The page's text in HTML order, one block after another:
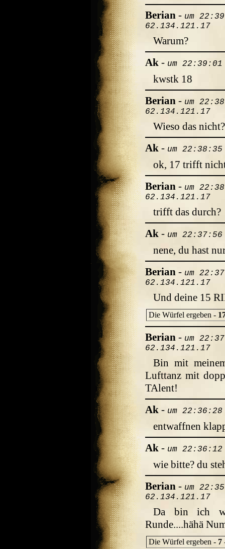
Berian - um
62.134.121.17
Warum?
Ak - um
kwstk 18
Berian - um
62.134.121.17
Wieso das nicht?
Ak - um
ok, 17 trifft
Berian - um
62.134.121.17
trifft das durch?
Ak - um
nene, du hast
Berian - um
62.134.121.17
Und deine 15
Die Würfel ergeben -
Berian - um
62.134.121.17
Bin mit
Lufttanz mit
TAlent!
Ak - um
entwaffnen
Ak - um
wie bitte? du
Berian - um
62.134.121.17
Da bin ich
Runde....hähä
Die Würfel ergeben - 7